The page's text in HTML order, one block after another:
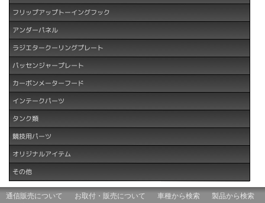
フリップアップトーイングフック
アンダーパネル
ラジエタークーリングプレート
パッセンジャープレート
カーボンメーターフード
インテークパーツ
タンク類
競技用パーツ
オリジナルアイテム
その他
通信販売について お取付・販売について 車種から検索
製品から検索